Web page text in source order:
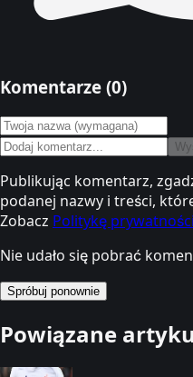
Komentarze (0)
Publikując komentarz,
podanej nazwy i treści,
Zobacz Politykę prywatności
Nie udało się pobrać
Spróbuj ponownie
Powiązane